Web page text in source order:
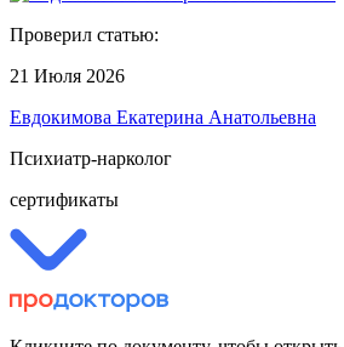
Проверил статью:
21 Июля 2026
Евдокимова Екатерина Анатольевна
Психиатр-нарколог
сертификаты